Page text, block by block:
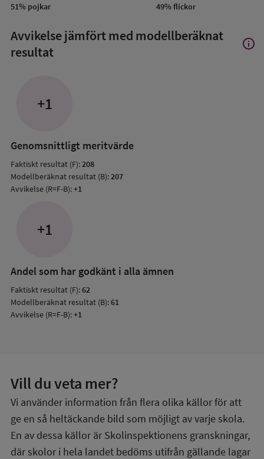
51% pojkar 49%flickor
Avvikelse jämfört med modellberäknat
resultat
Visa
info
+1
Genomsnittligt meritvärde
Faktiskt resultat (F):208
Modellberäknat resultat (B):207
Avvikelse (R=F-B):+1
+1
Andel som har godkänt i alla ämnen
Faktiskt resultat (F):62
Modellberäknat resultat (B):61
Avvikelse (R=F-B):+1
Vill du veta mer?
Vi använder information från flera olika källor för att
ge en så heltäckande bild som möjligt av varje skola.
En av dessa källor är Skolinspektionens granskningar,
där skolor i hela landet bedöms utifrån gällande lagar